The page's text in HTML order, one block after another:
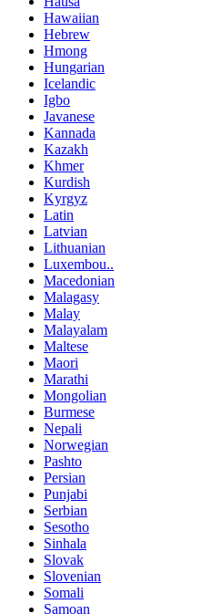
Hawaiian
Hebrew
Hmong
Hungarian
Icelandic
Igbo
Javanese
Kannada
Kazakh
Khmer
Kurdish
Kyrgyz
Latin
Latvian
Lithuanian
Luxembou..
Macedonian
Malagasy
Malay
Malayalam
Maltese
Maori
Marathi
Mongolian
Burmese
Nepali
Norwegian
Pashto
Persian
Punjabi
Serbian
Sesotho
Sinhala
Slovak
Slovenian
Somali
Samoan